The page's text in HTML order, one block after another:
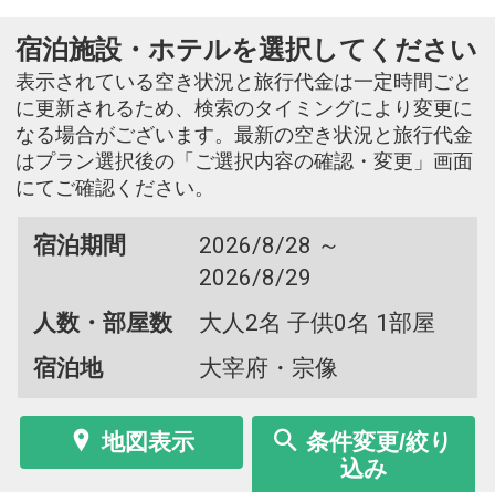
宿泊施設・ホテルを選択してください
表示されている空き状況と旅行代金は一定時間ごと
に更新されるため、検索のタイミングにより変更に
なる場合がございます。最新の空き状況と旅行代金
はプラン選択後の「ご選択内容の確認・変更」画面
にてご確認ください。
宿泊期間
2026/8/28 ～
2026/8/29
人数・部屋数
大人2名 子供0名 1部屋
宿泊地
大宰府・宗像
地図表示
条件変更/絞り
込み